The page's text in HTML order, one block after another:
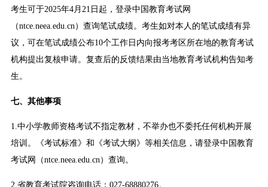
考生可于2025年4月21日起，登录中国教育考试网
（ntce.neea.edu.cn）查询笔试成绩。考生如对本人的笔试成绩有异
议，可在笔试成绩公布10个工作日内向报考考区所在地的教育考试
机构提出复核申请。复查后的反馈结果由当地教育考试机构告知考
生。
七、其他事项
1.中小学教师资格考试不指定教材，不举办也不委托任何机构开展
培训。《考试标准》和《考试大纲》等相关信息，请登录中国教育
考试网（ntce.neea.edu.cn）查询。
2.省教育考试院咨询电话：027-68880276。